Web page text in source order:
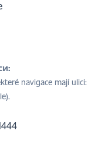
navigace mají ulici: